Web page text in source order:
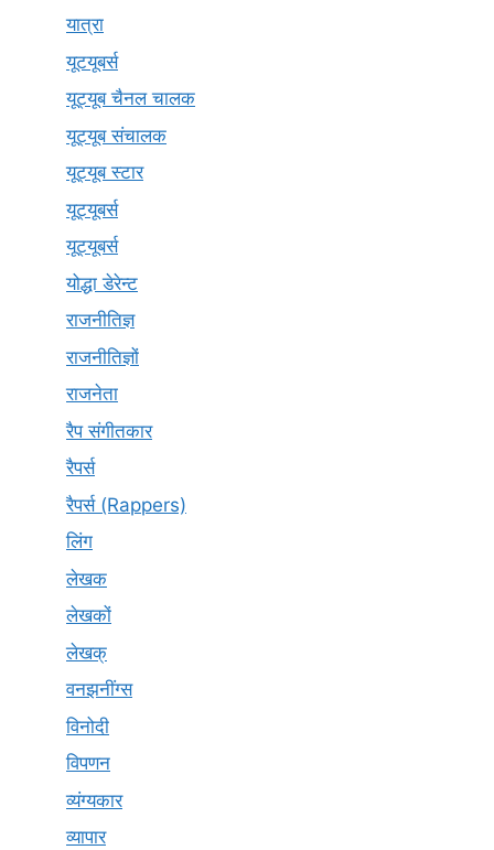
यात्रा
यूटयूबर्स
यूट्यूब चैनल चालक
यूट्यूब संचालक
यूट्यूब स्टार
यूट्यूबर्स
यूट्‍यूबर्स
योद्धा डेरेन्ट
राजनीतिज्ञ
राजनीतिज्ञों
राजनेता
रैप संगीतकार
रैपर्स
रैपर्स (Rappers)
लिंग
लेखक
लेखकों
लेखक्
वनझनींग्स
विनोदी
विपणन
व्यंग्यकार
व्यापार